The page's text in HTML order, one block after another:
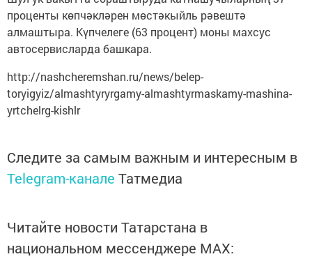
проценты көпчәкләрен мөстәкыйль рәвештә
алмаштыра. Күпчелеге (63 процент) моны махсус
автосервисларда башкара.
http://nashcheremshan.ru/news/belep-
toryigyiz/almashtyryrgamy-almashtyrmaskamy-mashina-
yrtchelrg-kishlr
Следите за самым важным и интересным в
Telegram-канале Татмедиа
Читайте новости Татарстана в
национальном мессенджере MАХ: